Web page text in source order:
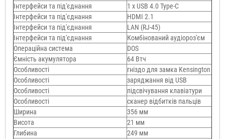
Інтерфейси та під'єднання
1 x USB 4.0 Type-C
Інтерфейси та під'єднання
HDMI 2.1
Інтерфейси та під'єднання
LAN (RJ-45)
Інтерфейси та під'єднання
Комбінований аудіороз'єм
Операційна система
DOS
Ємність акумулятора
64 Втч
Особливості
гніздо для замка Kensington
Особливості
заряджання від USB
Особливості
підсвічування клавіатури
Особливості
сканер відбитків пальців
Ширина
356 мм
Висота
21 мм
Глибина
249 мм